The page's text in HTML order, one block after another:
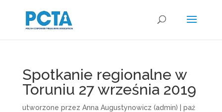
Spotkanie regionalne w
Toruniu 27 września 2019
utworzone przez Anna Augustynowicz (admin)
paź